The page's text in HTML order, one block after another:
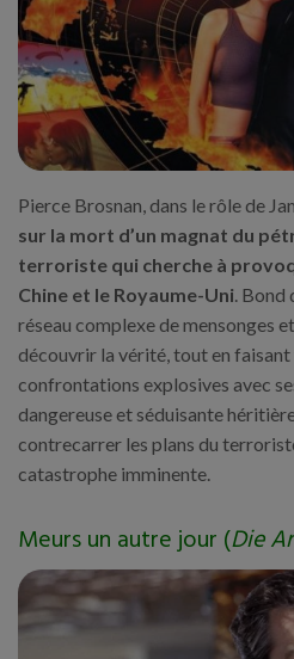
Pierce Brosnan, dans le rôle de
sur la mort d’un magnat du
terroriste qui cherche à
Chine et le Royaume-Uni .
réseau complexe de mensonges
découvrir la vérité, tout en faisant
confrontations explosives avec
dangereuse et séduisante
contrecarrer les plans du
catastrophe imminente.
Meurs un autre jour (Die